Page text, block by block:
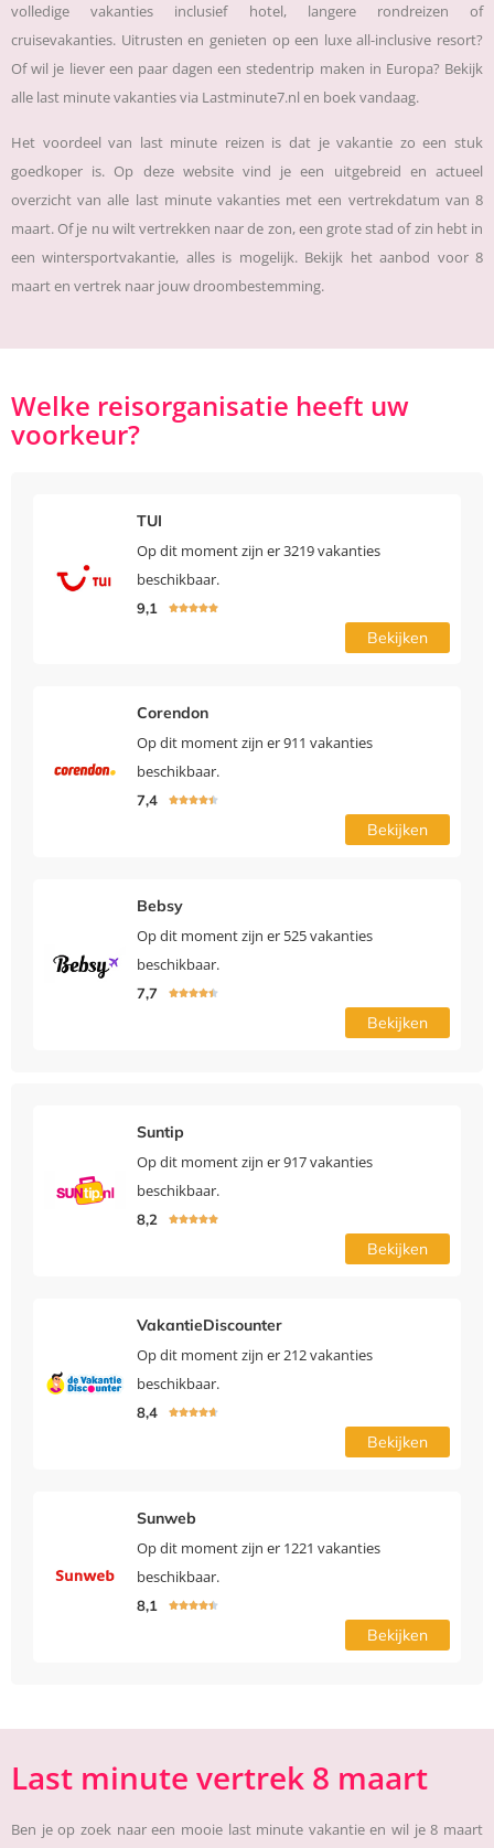
volledige vakanties inclusief hotel, langere rondreizen of
cruisevakanties. Uitrusten en genieten op een luxe all-inclusive resort?
Of wil je liever een paar dagen een stedentrip maken in Europa? Bekijk
alle last minute vakanties via Lastminute7.nl en boek vandaag.
Het voordeel van last minute reizen is dat je vakantie zo een stuk
goedkoper is. Op deze website vind je een uitgebreid en actueel
overzicht van alle last minute vakanties met een vertrekdatum van 8
maart. Of je nu wilt vertrekken naar de zon, een grote stad of zin hebt in
een wintersportvakantie, alles is mogelijk. Bekijk het aanbod voor 8
maart en vertrek naar jouw droombestemming.
Welke reisorganisatie heeft uw
voorkeur?
TUI
Op dit moment zijn er 3219 vakanties
beschikbaar.
9,1 
Bekijken
Corendon
Op dit moment zijn er 911 vakanties
beschikbaar.
7,4 
Bekijken
Bebsy
Op dit moment zijn er 525 vakanties
beschikbaar.
7,7 
Bekijken
Suntip
Op dit moment zijn er 917 vakanties
beschikbaar.
8,2 
Bekijken
VakantieDiscounter
Op dit moment zijn er 212 vakanties
beschikbaar.
8,4 
Bekijken
Sunweb
Op dit moment zijn er 1221 vakanties
beschikbaar.
8,1 
Bekijken
Last minute vertrek 8 maart
Ben je op zoek naar een mooie last minute vakantie en wil je 8 maart